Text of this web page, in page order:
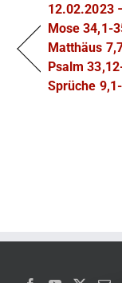
12.02.2023
Mose 34,1-
Matthäus
Psalm
Sprüche